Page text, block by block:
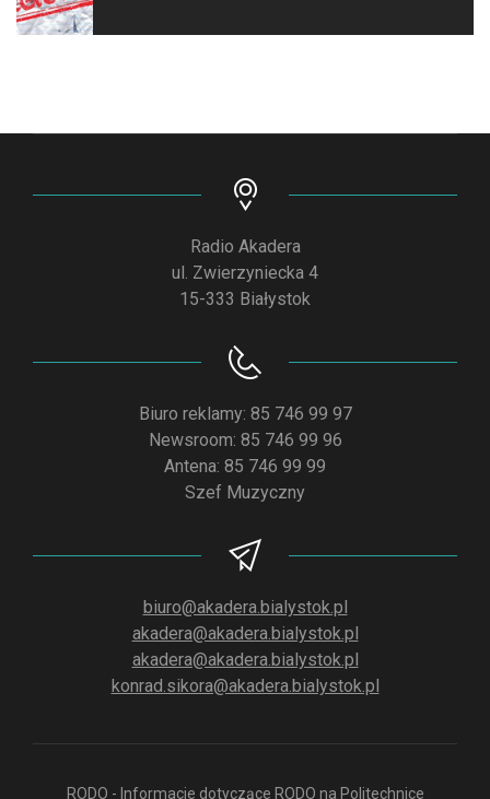
Radio Akadera
ul. Zwierzyniecka 4
15-333 Białystok
Biuro reklamy: 85 746 99 97
Newsroom: 85 746 99 96
Antena: 85 746 99 99
Szef Muzyczny
biuro@akadera.bialystok.pl
akadera@akadera.bialystok.pl
akadera@akadera.bialystok.pl
konrad.sikora@akadera.bialystok.pl
RODO - Informacje dotyczące RODO na Politechnice